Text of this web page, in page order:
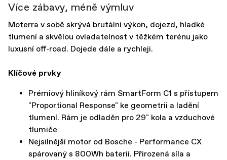
Více zábavy, méně výmluv
Moterra v sobě skrývá brutální výkon, dojezd, hladké
tlumení a skvělou ovladatelnost v těžkém terénu jako
luxusní off-road. Dojede dále a rychleji.
Klíčové prvky
Prémiový hliníkový rám SmartForm C1 s přístupem
"Proportional Response" ke geometrii a ladění
tlumení. Rám je odladěn pro 29" kola a vzduchové
tlumiče
Nejsilnější motor od Bosche - Performance CX
spárovaný s 800Wh baterií. Přirozená síla a